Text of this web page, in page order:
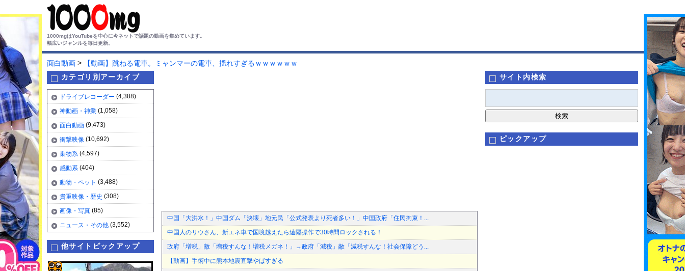
1000mgはYouTubeを中心に今ネットで話題の動画を集めています。
幅広いジャンルを毎日更新。
面白動画 >
【動画】跳ねる電車。ミャンマーの電車、揺れすぎるｗｗｗｗｗｗ
カテゴリ別アーカイブ
ドライブレコーダー (4,388)
神動画・神業 (1,058)
面白動画 (9,473)
衝撃映像 (10,692)
乗物系 (4,597)
感動系 (404)
動物・ペット (3,488)
貴重映像・歴史 (308)
画像・写真 (85)
ニュース・その他 (3,552)
他サイトピックアップ
中国「大洪水！」中国ダム「決壊」地元民「公式発表より死者多い！」中国政府「住民拘束！...
中国人のリウさん、新エネ車で国境越えたら遠隔操作で30時間ロックされる！
政府「増税」敵「増税すんな！増税メガネ！」→政府「減税」敵「減税すんな！社会保障どう...
【動画】手術中に熊本地震直撃やばすぎる
サイト内検索
ピックアップ